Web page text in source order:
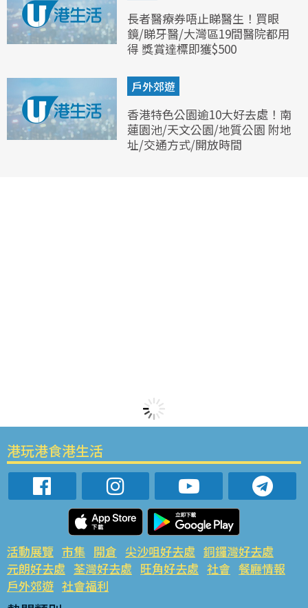
長者醫療券唔止睇醫生！買眼
鏡/睇牙醫/大灣區19間醫院都用
得 獎賞達標即獲$500
戶外郊遊
香港特色公園逾10大好去處！南
蓮園池/天文公園/地質公園 附地
址/交通方式/開放時間
港玩港食港生活
活動展覽 市集 開倉 尖沙咀好去處 銅鑼灣好去處
元朗好去處 荃灣好去處 旺角好去處 社會 餐廳情報
戶外郊遊 社會福利